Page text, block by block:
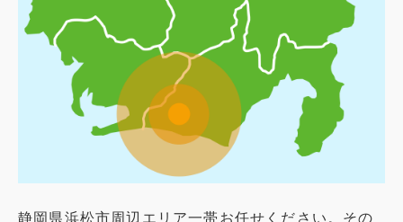
静岡県浜松市周辺エリア一帯お任せください。その